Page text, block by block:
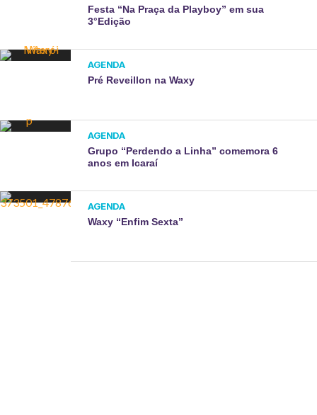
Festa “Na Praça da Playboy” em sua
3°Edição
AGENDA
Pré Reveillon na Waxy
AGENDA
Grupo “Perdendo a Linha” comemora 6
anos em Icaraí
AGENDA
Waxy “Enfim Sexta”